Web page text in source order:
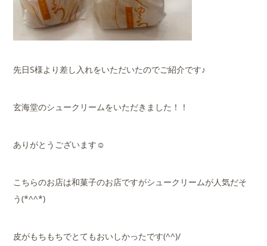
先日S様より差し入れをいただいたのでご紹介です♪
玄海堂のシュークリームをいただきました！！
ありがとうございます☺
こちらのお店は和菓子のお店ですがシュークリームが人気だそ
う(*^^*)
皮がもちもちでとてもおいしかったです(^^)/